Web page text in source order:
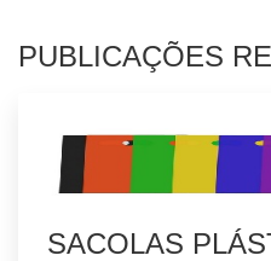
PUBLICAÇÕES
SACOLAS